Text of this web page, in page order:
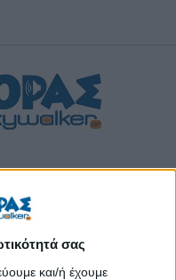
σας
και/ή έχουμε